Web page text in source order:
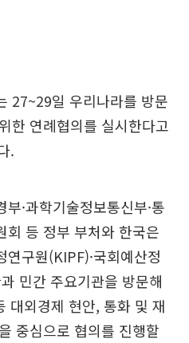
27~29일 우리나라를 방문
한 연례협의를 실시한다고
.
·과학기술정보통신부·통
회 등 정부 부처와 한국은
구원(KIPF)·국회예산정
민간 주요기관을 방문해
대외경제 현안, 통화 및 재
중심으로 협의를 진행할